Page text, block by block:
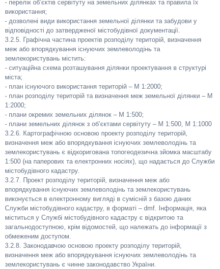
- перелік об’єктів сервітуту на земельних ділянках та правила їх
використання;
- дозволені види використання земельної ділянки та забудови у
відповідності до затвердженої містобудівної документації.
3.2.5. Графічна частина проектів розподілу територій, визначення
меж або впорядкування існуючих землеволодінь та
землекористувань містить:
- ситуаційна схема розташування ділянки проектування в структурі
міста;
- план існуючого використання територій – М 1:2000;
- план розподілу територій та визначення меж земельної ділянки – М
1:2000;
- плани окремих земельних ділянок – М 1:500;
- плани земельних ділянок з об’єктами сервітуту – М 1:500, М 1:1000
3.2.6. Картографічною основою проекту розподілу територій,
визначення меж або впорядкування існуючих землеволодінь та
землекористувань є відкоригована топогеодезична зйомка масштабу
1:500 (на паперових та електронних носіях), що надається до Служби
містобудівного кадастру.
3.2.7. Проект розподілу територій, визначення меж або
впорядкування існуючих землеволодінь та землекористувань
виконується в електронному вигляді в сумісній з базою даних
Служби містобудівного кадастру, в форматі – dmf. Інформація, яка
міститься у Службі містобудівного кадастру є відкритою та
загальнодоступною, крім відомостей, що належать до інформації з
обмеженим доступом.
3.2.8. Законодавчою основою проекту розподілу територій,
визначення меж або впорядкування існуючих землеволодінь та
землекористувань є чинне законодавство України.